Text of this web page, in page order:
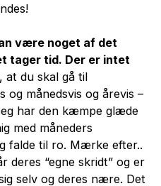
være noget af det
tager tid. Der er intet
at du skal gå til
og månedsvis og årevis –
har den kæmpe glæde
med måneders
falde til ro. Mærke efter..
deres “egne skridt” og er
selv og deres nære. Det